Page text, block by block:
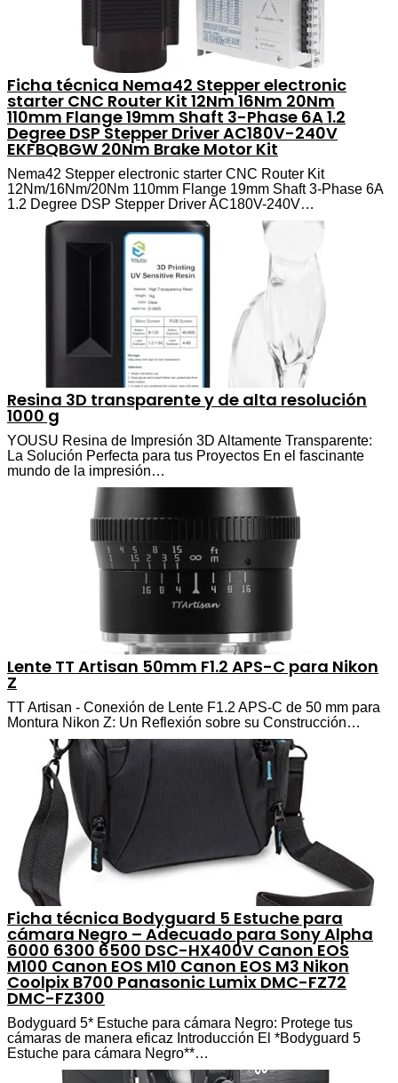
Ficha técnica Nema42 Stepper electronic
starter CNC Router Kit 12Nm 16Nm 20Nm
110mm Flange 19mm Shaft 3-Phase 6A 1.2
Degree DSP Stepper Driver AC180V-240V
EKFBQBGW 20Nm Brake Motor Kit
Nema42 Stepper electronic starter CNC Router Kit
12Nm/16Nm/20Nm 110mm Flange 19mm Shaft 3-Phase 6A
1.2 Degree DSP Stepper Driver AC180V-240V…
Resina 3D transparente y de alta resolución
1000 g
YOUSU Resina de Impresión 3D Altamente Transparente:
La Solución Perfecta para tus Proyectos En el fascinante
mundo de la impresión…
Lente TT Artisan 50mm F1.2 APS-C para Nikon
Z
TT Artisan - Conexión de Lente F1.2 APS-C de 50 mm para
Montura Nikon Z: Un Reflexión sobre su Construcción…
Ficha técnica Bodyguard 5 Estuche para
cámara Negro – Adecuado para Sony Alpha
6000 6300 6500 DSC-HX400V Canon EOS
M100 Canon EOS M10 Canon EOS M3 Nikon
Coolpix B700 Panasonic Lumix DMC-FZ72
DMC-FZ300
Bodyguard 5* Estuche para cámara Negro: Protege tus
cámaras de manera eficaz Introducción El *Bodyguard 5
Estuche para cámara Negro**…